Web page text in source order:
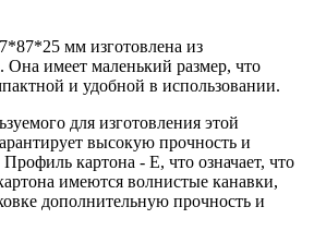
мм изготовлена из
Она имеет маленький размер, что
и удобной в использовании.
для изготовления этой
высокую прочность и
картона - Е, что означает, что
имеются волнистые канавки,
дополнительную прочность и